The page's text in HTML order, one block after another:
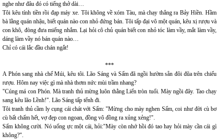
nghe như đâu đó có tiếng thở dài…
Tôi kêu tính tiền rồi đạp máy xe. Tôi không về xóm Tàu, mà chạy thẳng ra Bảy Hiền. Hầm
bà lằng quán nhậu, biết quán nào con nhỏ đứng bán. Tôi tấp đại vô một quán, kêu xị rượu và
con khô, đòng đưa miếng nhắm. Lại hỏi cô chủ quán biết con nhỏ tóc làm vầy, mắt làm vầy,
dáng làm vầy nó bán quán nào…
Chỉ có cái lắc đầu chán ngắt!
***
A Phón sang nhà chế Múi, kêu tôi. Lão Sáng và Sấm đã ngồi hườm sẵn đôi đũa trên chiếu
rượu. Hôm nay việc gì mà nhà thơm nức mùi trầm nhang?
"Cúng má con Phón. Mà tranh thủ mừng luôn thằng Liến tròn tuổi. Mày ngồi đây. Tao chạy
sang kêu lão Lềnh!". Lão Sáng tấp tểnh đi.
Tôi tranh thủ cầm ly cụng cái chát với Sấm: "Mừng cho mày nghen Sấm, coi như đời cù bơ
cù bất chấm hết, vợ đẹp con ngoan, đồng vô đồng ra xủng xẻng!".
Sấm không cười. Nó uống ực một cái, hỏi:"Mày còn nhớ hồi đó tao hay hỏi mày cần cái gì
không?".